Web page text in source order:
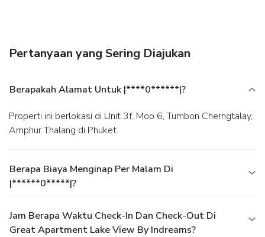
Pertanyaan yang Sering Diajukan
Berapakah Alamat Untuk |****0******|?
Properti ini berlokasi di Unit 3f, Moo 6, Tumbon Cherngtalay,
Amphur Thalang di Phuket.
Berapa Biaya Menginap Per Malam Di
|******0*****|?
Jam Berapa Waktu Check-In Dan Check-Out Di
Great Apartment Lake View By Indreams?